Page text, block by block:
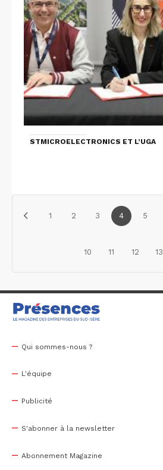
STMICROELECTRONICS ET L’UGA
1 2 3 4 5
10 11 12 13
Qui sommes-nous ?
L'équipe
Publicité
S'abonner à la newsletter
Abonnement Magazine